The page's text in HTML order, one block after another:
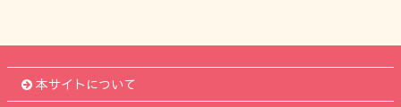
本サイトについて